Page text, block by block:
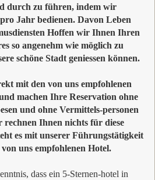
durch zu führen, indem wir
Jahr bedienen. Davon Leben
Hoffen wir Ihnen Ihren
so angenehm wie möglich zu
schöne Stadt geniessen können.
mit den von uns empfohlenen
machen Ihre Reservation ohne
und ohne Vermittels-personen
rechnen Ihnen nichts für diese
es mit unserer Führungstätigkeit
uns empfohlenen Hotel.
dass ein 5-Sternen-hotel in